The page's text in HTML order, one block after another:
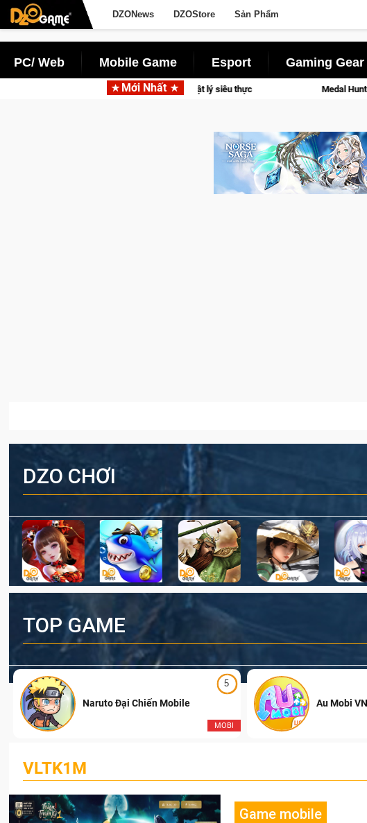
DZONews DZOStore Sản Phẩm
PC/ Web Mobile Game Esport Gaming Gear
Mới Nhất
mô tô PvP sở hữu vật lý siêu thực Medal Hunter: Game bắn súng PvP
DZO CHƠI
TOP GAME
5
MOBI
Naruto Đại Chiến Mobile Au Mobi
VLTK1M
Game mobile